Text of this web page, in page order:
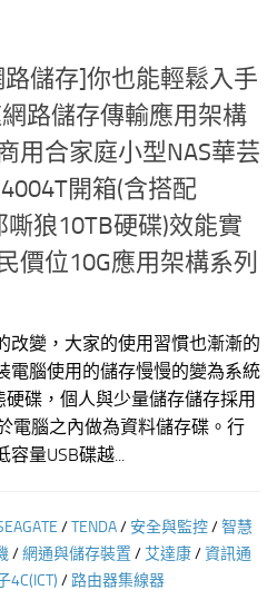
路儲存]你也能輕鬆入手
路儲存傳輸應用架構
用合家庭小型NAS華芸
開箱(含搭配
嘶狼10TB硬碟)效能實
價位10G應用架構系列
改變，大家的使用習慣也漸漸的
電腦使用的儲存慢慢的變為系統
硬碟，個人與少量儲存儲存採用
電腦之內做為資料儲存碟。行
量USB碟越...
/TENDA/ 安全與監控/智慧
/網通與儲存裝置 / 艾達康/資訊通
4C(ICT) / 路由器集線器